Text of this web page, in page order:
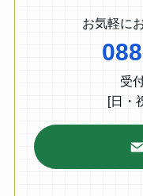
お気軽に
受
[日・